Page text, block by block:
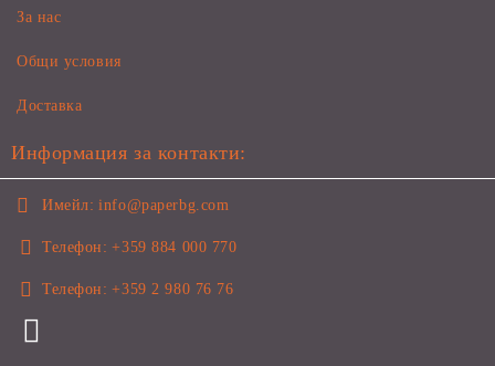
За нас
Общи условия
Доставка
Информация за контакти:
Имейл: info@paperbg.com
Телефон: +359 884 000 770
Телефон: +359 2 980 76 76